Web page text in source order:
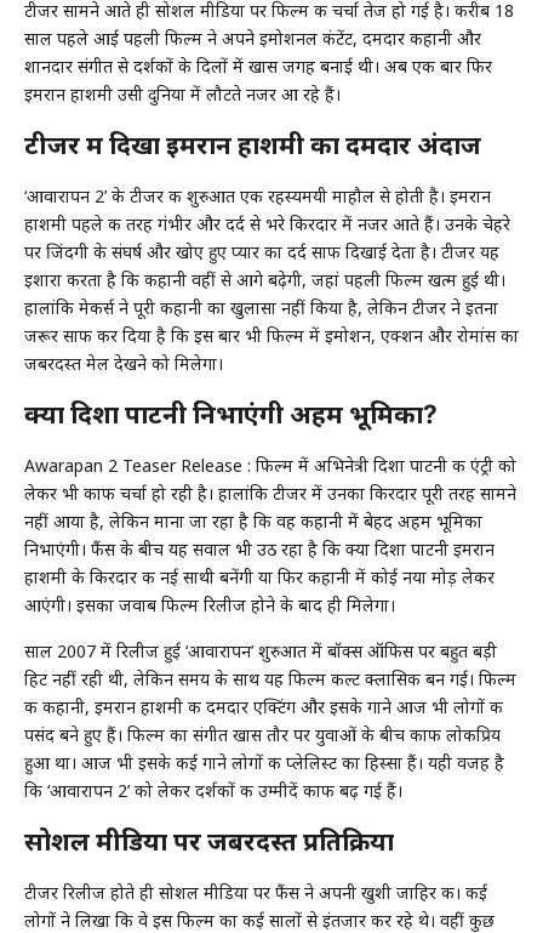
टीजर सामने आते ही सोशल मीडिया पर फिल्म की चर्चा तेज हो गई है। करीब 18
साल पहले आई पहली फिल्म ने अपने इमोशनल कंटेंट, दमदार कहानी और
शानदार संगीत से दर्शकों के दिलों में खास जगह बनाई थी। अब एक बार फिर
इमरान हाशमी उसी दुनिया में लौटते नजर आ रहे हैं।
टीजर में दिखा इमरान हाशमी का दमदार अंदाज
‘आवारापन 2’ के टीजर की शुरुआत एक रहस्यमयी माहौल से होती है। इमरान
हाशमी पहले की तरह गंभीर और दर्द से भरे किरदार में नजर आते हैं। उनके चेहरे
पर जिंदगी के संघर्ष और खोए हुए प्यार का दर्द साफ दिखाई देता है। टीजर यह
इशारा करता है कि कहानी वहीं से आगे बढ़ेगी, जहां पहली फिल्म खत्म हुई थी।
हालांकि मेकर्स ने पूरी कहानी का खुलासा नहीं किया है, लेकिन टीजर ने इतना
जरूर साफ कर दिया है कि इस बार भी फिल्म में इमोशन, एक्शन और रोमांस का
जबरदस्त मेल देखने को मिलेगा।
क्या दिशा पाटनी निभाएंगी अहम भूमिका?
Awarapan 2 Teaser Release : फिल्म में अभिनेत्री दिशा पाटनी की एंट्री को
लेकर भी काफी चर्चा हो रही है। हालांकि टीजर में उनका किरदार पूरी तरह सामने
नहीं आया है, लेकिन माना जा रहा है कि वह कहानी में बेहद अहम भूमिका
निभाएंगी। फैंस के बीच यह सवाल भी उठ रहा है कि क्या दिशा पाटनी इमरान
हाशमी के किरदार की नई साथी बनेंगी या फिर कहानी में कोई नया मोड़ लेकर
आएंगी। इसका जवाब फिल्म रिलीज होने के बाद ही मिलेगा।
साल 2007 में रिलीज हुई ‘आवारापन’ शुरुआत में बॉक्स ऑफिस पर बहुत बड़ी
हिट नहीं रही थी, लेकिन समय के साथ यह फिल्म कल्ट क्लासिक बन गई। फिल्म
की कहानी, इमरान हाशमी की दमदार एक्टिंग और इसके गाने आज भी लोगों की
पसंद बने हुए हैं। फिल्म का संगीत खास तौर पर युवाओं के बीच काफी लोकप्रिय
हुआ था। आज भी इसके कई गाने लोगों की प्लेलिस्ट का हिस्सा हैं। यही वजह है
कि ‘आवारापन 2’ को लेकर दर्शकों की उम्मीदें काफी बढ़ गई हैं।
सोशल मीडिया पर जबरदस्त प्रतिक्रिया
टीजर रिलीज होते ही सोशल मीडिया पर फैंस ने अपनी खुशी जाहिर की। कई
लोगों ने लिखा कि वे इस फिल्म का कई सालों से इंतजार कर रहे थे। वहीं कुछ